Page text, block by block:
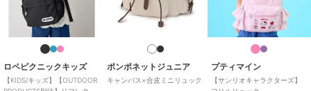
ロペピクニックキッズ
【KIDS/キッズ】【OUTDOOR
ポンポネットジュニア
キャンバス×合皮ミニリュック
プティマイン
【サンリオキャラクターズ】